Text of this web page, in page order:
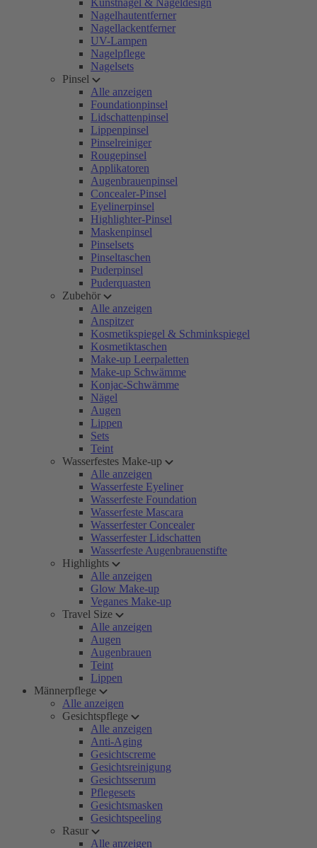
Kunstnägel & Nageldesign
Nagelhautentferner
Nagellackentferner
UV-Lampen
Nagelpflege
Nagelsets
Pinsel
Alle anzeigen
Foundationpinsel
Lidschattenpinsel
Lippenpinsel
Pinselreiniger
Rougepinsel
Applikatoren
Augenbrauenpinsel
Concealer-Pinsel
Eyelinerpinsel
Highlighter-Pinsel
Maskenpinsel
Pinselsets
Pinseltaschen
Puderpinsel
Puderquasten
Zubehör
Alle anzeigen
Anspitzer
Kosmetikspiegel & Schminkspiegel
Kosmetiktaschen
Make-up Leerpaletten
Make-up Schwämme
Konjac-Schwämme
Nägel
Augen
Lippen
Sets
Teint
Wasserfestes Make-up
Alle anzeigen
Wasserfeste Eyeliner
Wasserfeste Foundation
Wasserfeste Mascara
Wasserfester Concealer
Wasserfester Lidschatten
Wasserfeste Augenbrauenstifte
Highlights
Alle anzeigen
Glow Make-up
Veganes Make-up
Travel Size
Alle anzeigen
Augen
Augenbrauen
Teint
Lippen
Männerpflege
Alle anzeigen
Gesichtspflege
Alle anzeigen
Anti-Aging
Gesichtscreme
Gesichtsreinigung
Gesichtsserum
Pflegesets
Gesichtsmasken
Gesichtspeeling
Rasur
Alle anzeigen